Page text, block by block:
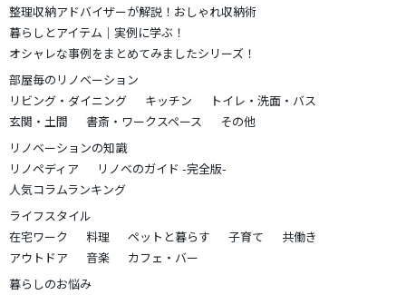
整理収納アドバイザーが解説！おしゃれ収納術
暮らしとアイテム｜実例に学ぶ！
オシャレな事例をまとめてみましたシリーズ！
部屋毎のリノベーション
リビング・ダイニング
キッチン
トイレ・洗面・バス
玄関・土間
書斎・ワークスペース
その他
リノベーションの知識
リノペディア
リノベのガイド -完全版-
人気コラムランキング
ライフスタイル
在宅ワーク
料理 ペットと暮らす 子育て
共働き
アウトドア
音楽
カフェ・バー
暮らしのお悩み